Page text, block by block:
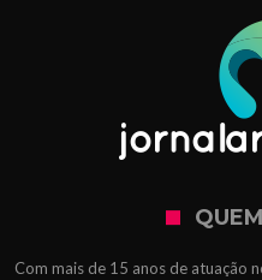
Com mais de 15 anos de atuação